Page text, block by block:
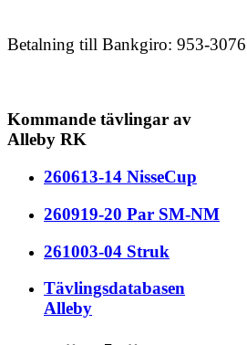
Betalning till Bankgiro: 953-3076
Kommande tävlingar av
Alleby RK
260613-14 NisseCup
260919-20 Par SM-NM
261003-04 Struk
Tävlingsdatabasen
Alleby